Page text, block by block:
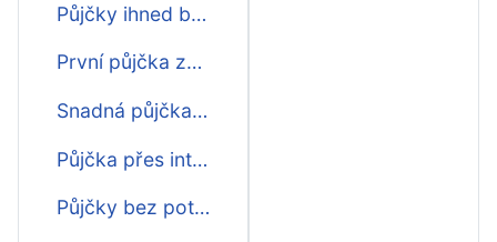
Půjčky ihned bez potvrzování příjmu
První půjčka zdarma bez potvrzování příjmu
Snadná půjčka bez potvrzování příjmu
Půjčka přes internet bez potvrzování příjmu
Půjčky bez potvrzování o příjmu